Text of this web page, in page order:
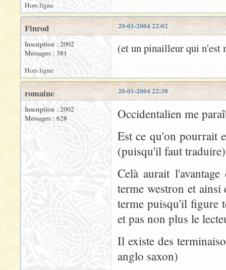
Hors ligne
20-01-2004 22:02
Finrod
Inscription : 2002
Messages : 381
(et un pinailleur qui n'est
Hors ligne
20-01-2004 22:38
romaine
Inscription : 2002
Messages : 628
Occidentalien me
Est ce qu'on pourrait
(puisqu'il faut traduire)
Celà aurait
terme westron et
terme puisqu'il figure
et pas non plus le
Il existe des
anglo saxon)